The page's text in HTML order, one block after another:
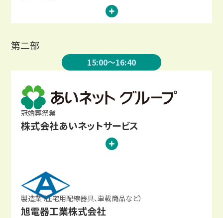
第二部
15:00～16:40
冠婚葬祭業
株式会社あいネットサービス
製造業（住宅用配線器具、車載商品など）
旭電器工業株式会社